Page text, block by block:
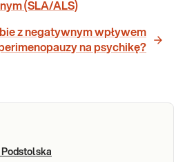
(SLA/ALS)
z negatywnym wpływem
na psychikę?
Podstolska